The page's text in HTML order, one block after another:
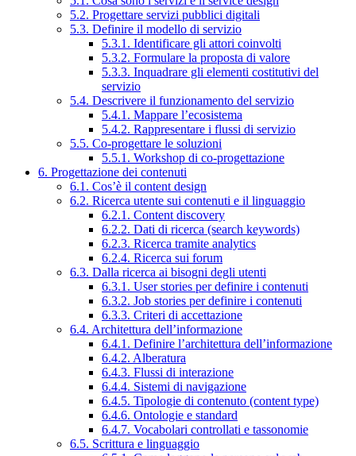
5.2. Progettare servizi pubblici digitali
5.3. Definire il modello di servizio
5.3.1. Identificare gli attori coinvolti
5.3.2. Formulare la proposta di valore
5.3.3. Inquadrare gli elementi costitutivi del
servizio
5.4. Descrivere il funzionamento del servizio
5.4.1. Mappare l’ecosistema
5.4.2. Rappresentare i flussi di servizio
5.5. Co-progettare le soluzioni
5.5.1. Workshop di co-progettazione
6. Progettazione dei contenuti
6.1. Cos’è il content design
6.2. Ricerca utente sui contenuti e il linguaggio
6.2.1. Content discovery
6.2.2. Dati di ricerca (search keywords)
6.2.3. Ricerca tramite analytics
6.2.4. Ricerca sui forum
6.3. Dalla ricerca ai bisogni degli utenti
6.3.1. User stories per definire i contenuti
6.3.2. Job stories per definire i contenuti
6.3.3. Criteri di accettazione
6.4. Architettura dell’informazione
6.4.1. Definire l’architettura dell’informazione
6.4.2. Alberatura
6.4.3. Flussi di interazione
6.4.4. Sistemi di navigazione
6.4.5. Tipologie di contenuto (content type)
6.4.6. Ontologie e standard
6.4.7. Vocabolari controllati e tassonomie
6.5. Scrittura e linguaggio